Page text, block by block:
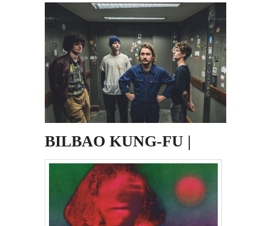
Post navigation
BILBAO KUNG-FU |